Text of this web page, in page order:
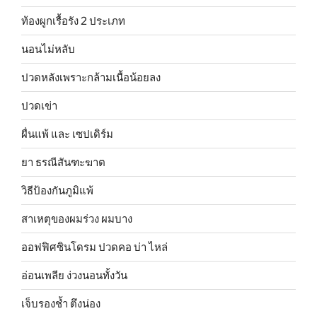
ท้องผูกเรื้อรัง 2 ประเภท
นอนไม่หลับ
ปวดหลังเพราะกล้ามเนื้อน้อยลง
ปวดเข่า
ผื่นแพ้ และ เซปเดิร์ม
ยา ธรณีสันฑะฆาต
วิธีป้องกันภูมิแพ้
สาเหตุของผมร่วง ผมบาง
ออฟฟิศซินโดรม ปวดคอ บ่า ไหล่
อ่อนเพลีย ง่วงนอนทั้งวัน
เจ็บรองช้ำ ตึงน่อง